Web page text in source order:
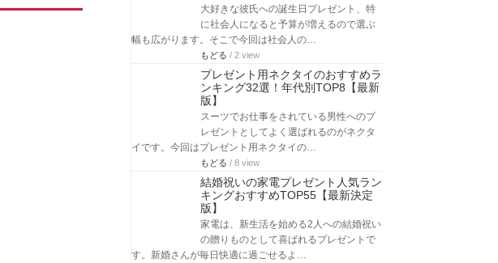
大好きな彼氏への誕生日プレゼント、特
に社会人になると予算が増えるので選ぶ
幅も広がります。そこで今回は社会人の…
もどる / 2 view
プレゼント用ネクタイのおすすめラ
ンキング32選！年代別TOP8【最新
版】
スーツでお仕事をされている男性へのプ
レゼントとしてよく選ばれるのがネクタ
イです。今回はプレゼント用ネクタイの…
もどる / 8 view
結婚祝いの家電プレゼント人気ラン
キングおすすめTOP55【最新決定
版】
家電は、新生活を始める2人への結婚祝い
の贈りものとして喜ばれるプレゼントで
す。新婚さんが毎日快適に過ごせるよ…